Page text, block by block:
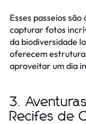
Esses passeios
capturar fotos
da biodiversidade
oferecem
aproveitar um dia
3.
Recifes de